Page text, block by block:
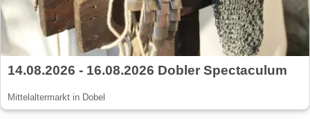
14.08.2026 - 16.08.2026 Dobler Spectaculum
Mittelaltermarkt in Dobel